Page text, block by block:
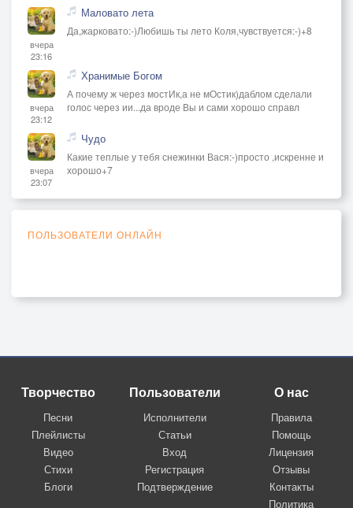
вчера
23:16
Маловато лета
Да,жарковато:-)Любишь ты лето Коля,чувствуется:-)+8
вчера
23:12
Хранимые Богом
А почему ж через мостИк,а не мОстик)даблом сделали
голос через ии...да вроде Вы и сами хорошо справл
вчера
23:07
Чудо
Какие теплые у тебя снежинки Вася:-)просто ,искренне и
хорошо+7
ПОЛЬЗОВАТЕЛИ ОНЛАЙН
Творчество
Песни
Плейлисты
Видео
Стихи
Блоги
Пользователи
Исполнители
Статьи
Вход
Регистрация
Подтверждение
О нас
Правила
Помощь
Лицензия
Отзывы
Контакты
Политика